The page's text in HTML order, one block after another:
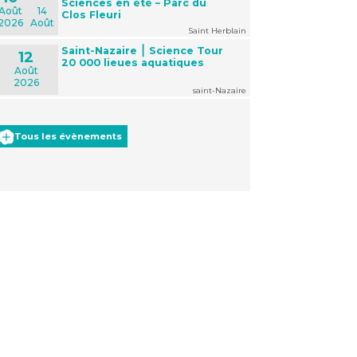
14
Août
Sciences en été – Parc du
Clos Fleuri
Saint Herblain
12
Août
2026
Saint-Nazaire ⎮ Science Tour
20 000 lieues aquatiques
saint-Nazaire
Tous les évènements